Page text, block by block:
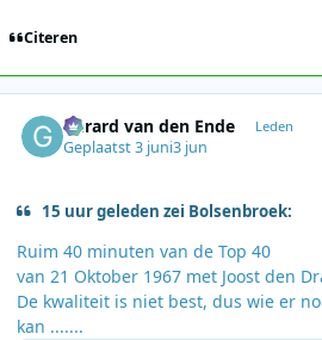
Citeren
Gerard van den Ende Leden
Geplaatst3 juni3 jun
15 uur geleden zei Bolsenbroek:
Ruim 40 minuten van de Top 40
van 21 Oktober 1967 met Joost den
De kwaliteit is niet best, dus wie er
kan .......